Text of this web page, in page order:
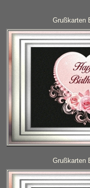
Grußkarten
Grußkarten